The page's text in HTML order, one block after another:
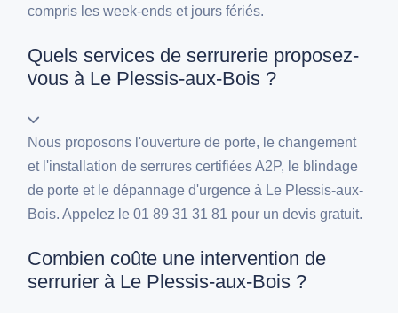
compris les week-ends et jours fériés.
Quels services de serrurerie proposez-
vous à Le Plessis-aux-Bois ?
Nous proposons l'ouverture de porte, le changement
et l'installation de serrures certifiées A2P, le blindage
de porte et le dépannage d'urgence à Le Plessis-aux-
Bois. Appelez le 01 89 31 31 81 pour un devis gratuit.
Combien coûte une intervention de
serrurier à Le Plessis-aux-Bois ?